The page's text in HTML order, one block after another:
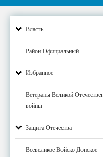
Власть
Район Официальный
Избранное
Ветераны Великой
войны
Защита Отечества
Всевеликое Войско Донское